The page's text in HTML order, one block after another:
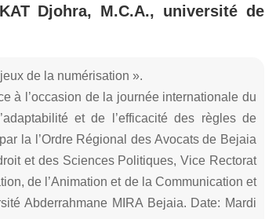
Djohra, M.C.A., université de
de la numérisation ».
à l’occasion de la journée internationale du
et de l’efficacité des règles de
la l’Ordre Régional des Avocats de Bejaia
et des Sciences Politiques, Vice Rectorat
de l’Animation et de la Communication et
Abderrahmane MIRA Bejaia. Date: Mardi